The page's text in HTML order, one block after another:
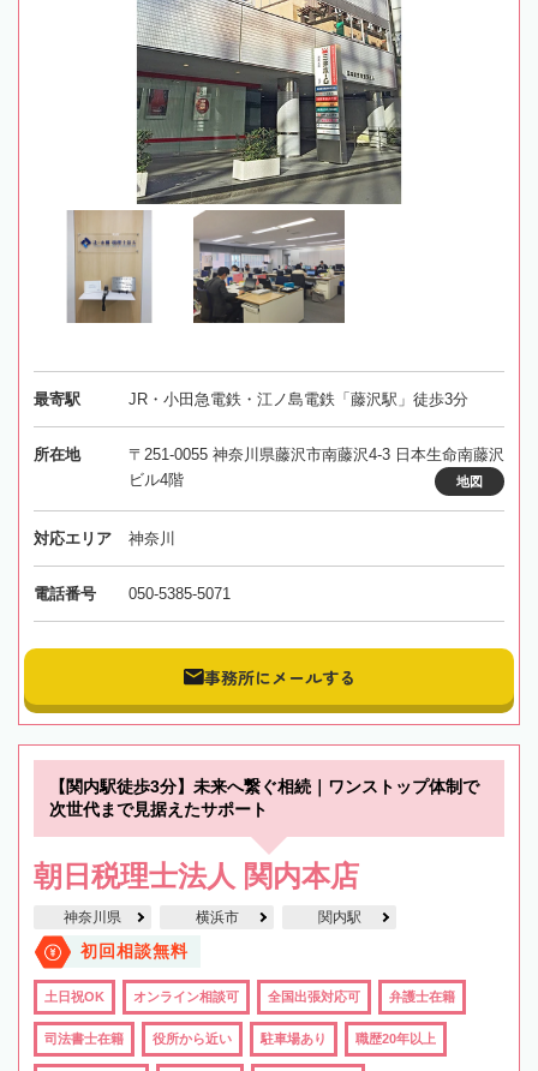
最寄駅 JR・小田急電鉄・江ノ島電鉄「藤沢駅」徒歩3分
所在地
〒251-0055 神奈川県藤沢市南藤沢4-3 日本生命南藤沢
ビル4階
地図
対応エリア 神奈川
電話番号 050-5385-5071
事務所にメールする
【関内駅徒歩3分】未来へ繋ぐ相続｜ワンストップ体制で
次世代まで見据えたサポート
朝日税理士法人 関内本店
神奈川県 横浜市 関内駅
初回相談無料
土日祝OK オンライン相談可 全国出張対応可 弁護士在籍
司法書士在籍 役所から近い 駐車場あり 職歴20年以上